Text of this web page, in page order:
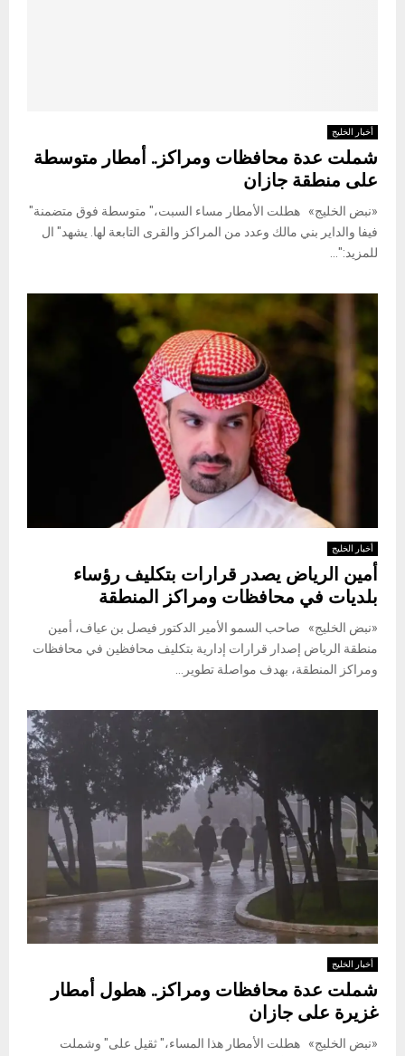
أخبار الخليج
شملت عدة محافظات ومراكز.. أمطار متوسطة
على منطقة جازان
«نبض الخليج» هطلت الأمطار مساء السبت،" متوسطة فوق متضمنة"
فيفا والداير بني مالك وعدد من المراكز والقرى التابعة لها. يشهد" ال
للمزيد:"...
أخبار الخليج
أمين الرياض يصدر قرارات بتكليف رؤساء
بلديات في محافظات ومراكز المنطقة
«نبض الخليج» صاحب السمو الأمير الدكتور فيصل بن عياف، أمين
منطقة الرياض إصدار قرارات إدارية بتكليف محافظين في محافظات
ومراكز المنطقة، بهدف مواصلة تطوير...
أخبار الخليج
شملت عدة محافظات ومراكز.. هطول أمطار
غزيرة على جازان
«نبض الخليج» هطلت الأمطار هذا المساء،" ثقيل على" وشملت